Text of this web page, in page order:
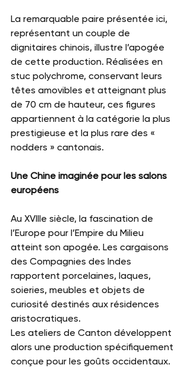
La remarquable paire présentée ici,
représentant un couple de
dignitaires chinois, illustre l’apogée
de cette production. Réalisées en
stuc polychrome, conservant leurs
têtes amovibles et atteignant plus
de 70 cm de hauteur, ces figures
appartiennent à la catégorie la plus
prestigieuse et la plus rare des «
nodders » cantonais.
Une Chine imaginée pour les salons
européens
Au XVIIIe siècle, la fascination de
l’Europe pour l’Empire du Milieu
atteint son apogée. Les cargaisons
des Compagnies des Indes
rapportent porcelaines, laques,
soieries, meubles et objets de
curiosité destinés aux résidences
aristocratiques.
Les ateliers de Canton développent
alors une production spécifiquement
conçue pour les goûts occidentaux.